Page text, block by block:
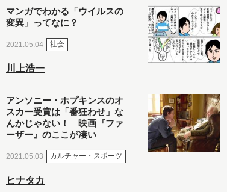
マンガでわかる「ウイルスの
変異」ってなに？
2021.05.04 社会
川上浩一
アンソニー・ホプキンスのオ
スカー受賞は「番狂わせ」な
んかじゃない！ 映画『ファ
ーザー』のここが凄い
2021.05.03 カルチャー・スポーツ
ヒナタカ